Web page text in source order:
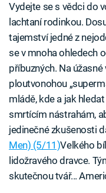
Vydejte se s vědci do
lachtaní rodinkou.
tajemství jedné z
se v mnoha ohledech
příbuzných. Na
ploutvonohou
mládě, kde a jak
smrtícím nástrahám,
jedinečné zkušenosti
Men) (5/11)Velkého
lidožravého dravce.
skutečnou tvář...